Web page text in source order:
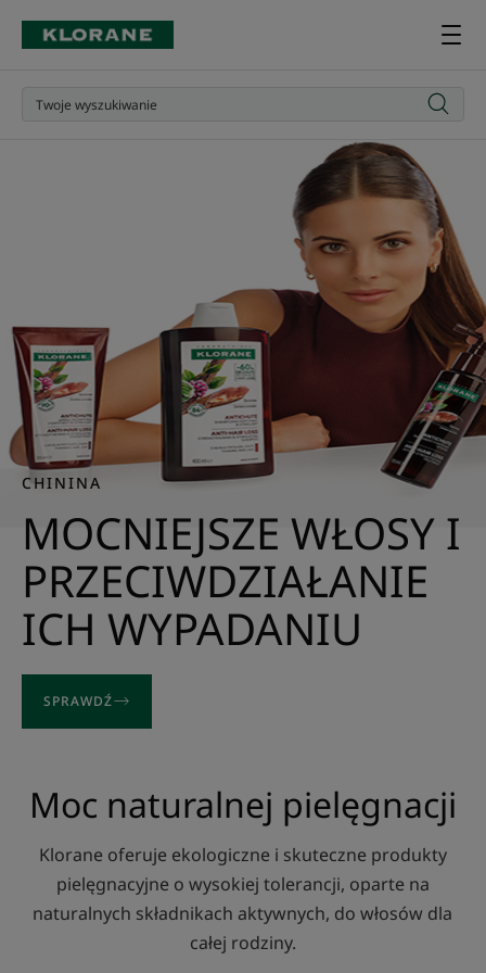
CHININA
MOCNIEJSZE WŁOSY I
PRZECIWDZIAŁANIE
ICH WYPADANIU
SPRAWDŹ
Moc naturalnej pielęgnacji
Klorane oferuje ekologiczne i skuteczne produkty
pielęgnacyjne o wysokiej tolerancji, oparte na
naturalnych składnikach aktywnych, do włosów dla
całej rodziny.